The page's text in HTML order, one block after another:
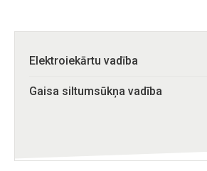
Elektroiekārtu vadība
Gaisa siltumsūkņa vadība